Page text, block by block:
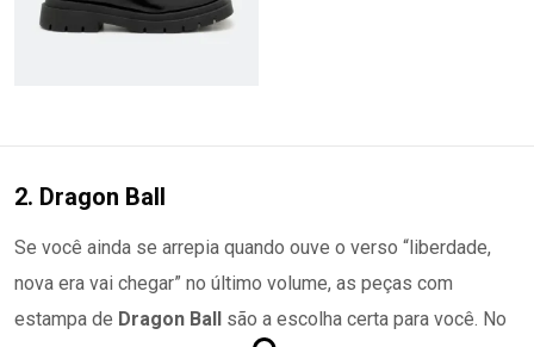
2. Dragon Ball
Se você ainda se arrepia quando ouve o verso “liberdade,
nova era vai chegar” no último volume, as peças com
estampa de Dragon Ball são a escolha certa para você. No